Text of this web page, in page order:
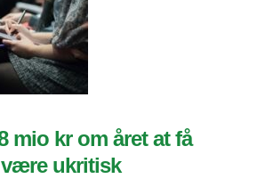
mio kr om året at få
ukritisk